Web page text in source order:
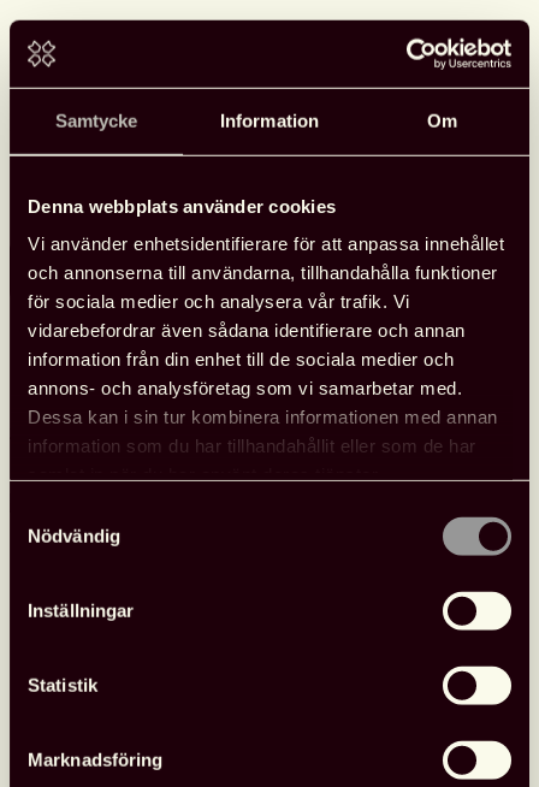
Samtycke Information Om
Denna webbplats använder cookies
Vi använder enhetsidentifierare för att anpassa innehållet
och annonserna till användarna, tillhandahålla funktioner
för sociala medier och analysera vår trafik. Vi
vidarebefordrar även sådana identifierare och annan
information från din enhet till de sociala medier och
annons- och analysföretag som vi samarbetar med.
Dessa kan i sin tur kombinera informationen med annan
information som du har tillhandahållit eller som de har
Nödvändig
Inställningar
Statistik
Marknadsföring
Se Svensk biblioteksförenings
programpunkter i Almedalen
Svensk biblioteksförening anordnade tre programpunkter
under Almedalen med fokus på biblioteksfrågor, bildning och
Läs mer
Se
Svensk
biblioteksförenings
programpunkter
i
Almedalen